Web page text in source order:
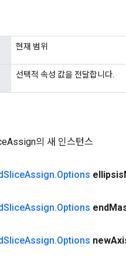
현재 범위
선택적 속성 값을 전달합니다.
의 새 인스턴스
SliceAssign.Options ellipsis
SliceAssign.Options end
SliceAssign.Options new